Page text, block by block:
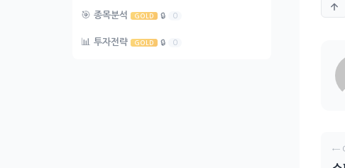
🎯 종목분석 GOLD 🔒 0
📊 투자전략 GOLD 🔒 0
←